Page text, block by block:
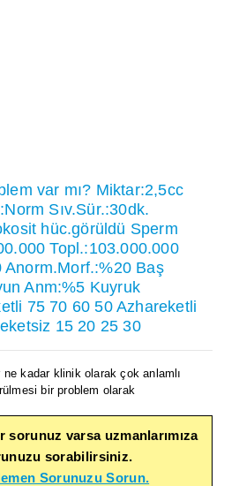
var mı? Miktar:2,5cc
Sıv.Sür.:30dk.
hüc.görüldü Sperm
Topl.:103.000.000
Anorm.Morf.:%20 Baş
Anm:%5 Kuyruk
75 70 60 50 Azhareketli
15 20 25 30
ne kadar klinik olarak çok anlamlı
bir problem olarak
sorunuz varsa uzmanlarımıza
sorabilirsiniz.
Sorunuzu Sorun.